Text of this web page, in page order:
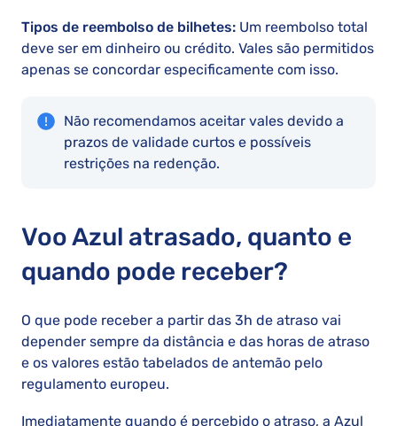
Tipos de reembolso de bilhetes: Um reembolso total
deve ser em dinheiro ou crédito. Vales são permitidos
apenas se concordar especificamente com isso.
Não recomendamos aceitar vales devido a
prazos de validade curtos e possíveis
restrições na redenção.
Voo Azul atrasado, quanto e
quando pode receber?
O que pode receber a partir das 3h de atraso vai
depender sempre da distância e das horas de atraso
e os valores estão tabelados de antemão pelo
regulamento europeu.
Imediatamente quando é percebido o atraso, a Azul